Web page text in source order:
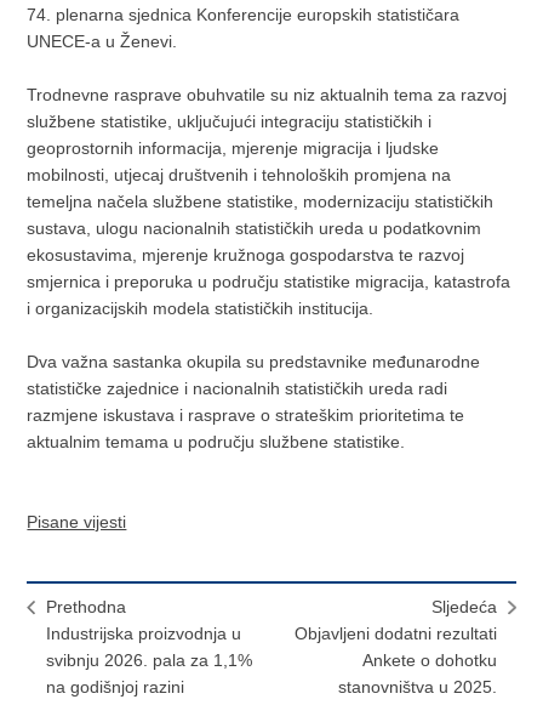
74. plenarna sjednica Konferencije europskih statističara
UNECE-a u Ženevi.
Trodnevne rasprave obuhvatile su niz aktualnih tema za razvoj
službene statistike, uključujući integraciju statističkih i
geoprostornih informacija, mjerenje migracija i ljudske
mobilnosti, utjecaj društvenih i tehnoloških promjena na
temeljna načela službene statistike, modernizaciju statističkih
sustava, ulogu nacionalnih statističkih ureda u podatkovnim
ekosustavima, mjerenje kružnoga gospodarstva te razvoj
smjernica i preporuka u području statistike migracija, katastrofa
i organizacijskih modela statističkih institucija.
Dva važna sastanka okupila su predstavnike međunarodne
statističke zajednice i nacionalnih statističkih ureda radi
razmjene iskustava i rasprave o strateškim prioritetima te
aktualnim temama u području službene statistike.
Pisane vijesti
Prethodna
Industrijska proizvodnja u
svibnju 2026. pala za 1,1%
na godišnjoj razini
Sljedeća
Objavljeni dodatni rezultati
Ankete o dohotku
stanovništva u 2025.